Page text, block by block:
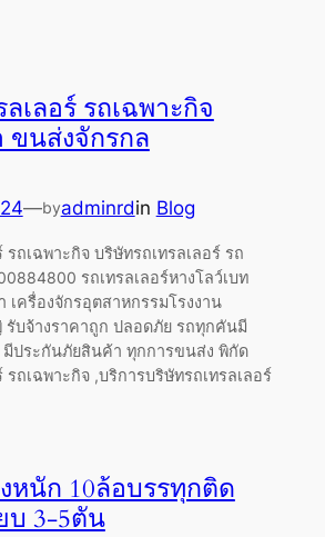
เลอร์ รถเฉพาะกิจ
ขนส่งจักรกล
—byadminrdin Blog
รถเฉพาะกิจ บริษัทรถเทรลเลอร์ รถ
รถเทรลเลอร์หางโลว์เบท
เครื่องจักรอุตสาหกรรมโรงงาน
บจ้างราคาถูก ปลอดภัย รถทุกคันมี
มีประกันภัยสินค้า ทุกการขนส่ง พิกัด
รถเฉพาะกิจ ,บริการบริษัทรถเทรลเลอร์
หนัก 10ล้อบรรทุกติด
บ 3-5ตัน